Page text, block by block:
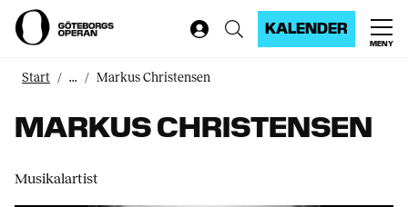
KALENDER
MENY
Start ... Markus Christensen
MARKUS CHRISTENSEN
Musikalartist